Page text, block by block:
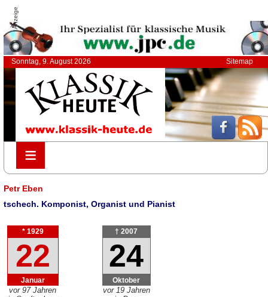
Anzeige
Sonntag, 9. August 2026 Sitemap
≡
≡
Petr Eben
tschech. Komponist, Organist und Pianist
* 1929
22
Januar
vor 97 Jahren
† 2007
24
Oktober
vor 19 Jahren